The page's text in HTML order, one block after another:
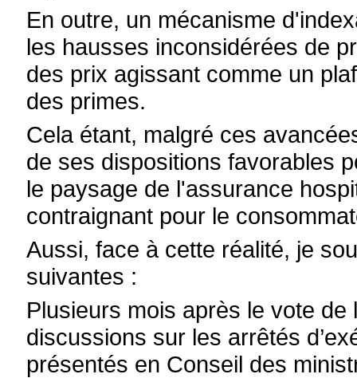
En outre, un mécanisme
les hausses inconsidérées de
des prix agissant comme un
des primes.
Cela étant, malgré ces
de ses dispositions favorables
le paysage de l'assurance
contraignant pour le
Aussi, face à cette réalité, je
suivantes :
Plusieurs mois après le vote
discussions sur les arrêtés
présentés en Conseil des